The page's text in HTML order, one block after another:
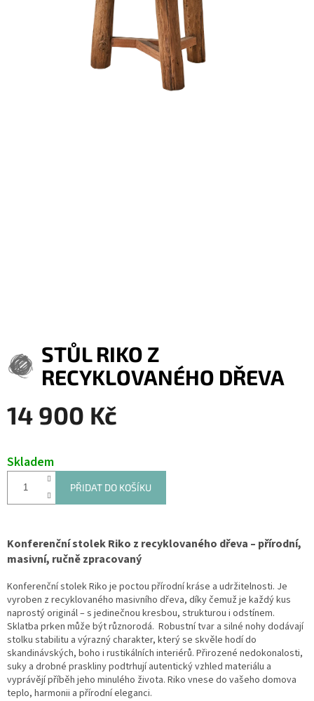
STŮL RIKO Z
RECYKLOVANÉHO DŘEVA
14 900 Kč
Skladem
PŘIDAT DO KOŠÍKU
Konferenční stolek Riko z recyklovaného dřeva – přírodní,
masivní, ručně zpracovaný
Konferenční stolek Riko je poctou přírodní kráse a udržitelnosti. Je
vyroben z recyklovaného masivního dřeva, díky čemuž je každý kus
naprostý originál – s jedinečnou kresbou, strukturou i odstínem.
Sklatba prken může být různorodá. Robustní tvar a silné nohy dodávají
stolku stabilitu a výrazný charakter, který se skvěle hodí do
skandinávských, boho i rustikálních interiérů. Přirozené nedokonalosti,
suky a drobné praskliny podtrhují autentický vzhled materiálu a
vyprávějí příběh jeho minulého života. Riko vnese do vašeho domova
teplo, harmonii a přírodní eleganci.